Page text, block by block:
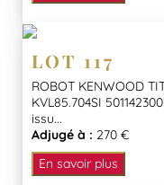
LOT 117
ROBOT KENWOOD
KVL85.704SI
issu...
Adjugé à : 270 €
En savoir plus